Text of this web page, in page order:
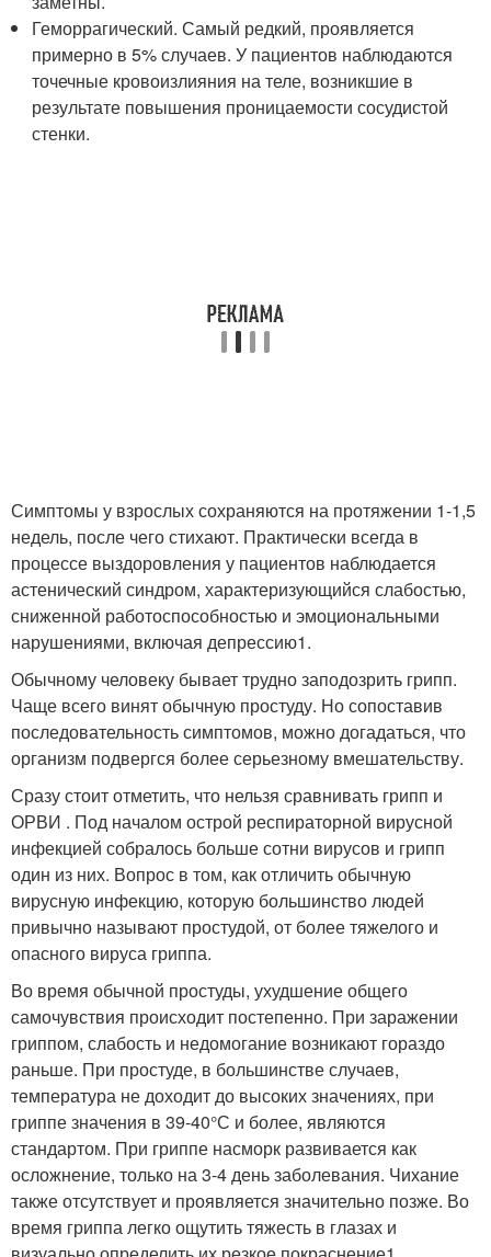
Геморрагический. Самый редкий, проявляется
примерно в 5% случаев. У пациентов наблюдаются
точечные кровоизлияния на теле, возникшие в
результате повышения проницаемости сосудистой
стенки.
Симптомы у взрослых сохраняются на протяжении 1-1,5
недель, после чего стихают. Практически всегда в
процессе выздоровления у пациентов наблюдается
астенический синдром, характеризующийся слабостью,
сниженной работоспособностью и эмоциональными
нарушениями, включая депрессию1.
Обычному человеку бывает трудно заподозрить грипп.
Чаще всего винят обычную простуду. Но сопоставив
последовательность симптомов, можно догадаться, что
организм подвергся более серьезному вмешательству.
Сразу стоит отметить, что нельзя сравнивать грипп и
ОРВИ . Под началом острой респираторной вирусной
инфекцией собралось больше сотни вирусов и грипп
один из них. Вопрос в том, как отличить обычную
вирусную инфекцию, которую большинство людей
привычно называют простудой, от более тяжелого и
опасного вируса гриппа.
Во время обычной простуды, ухудшение общего
самочувствия происходит постепенно. При заражении
гриппом, слабость и недомогание возникают гораздо
раньше. При простуде, в большинстве случаев,
температура не доходит до высоких значениях, при
гриппе значения в 39-40°С и более, являются
стандартом. При гриппе насморк развивается как
осложнение, только на 3-4 день заболевания. Чихание
также отсутствует и проявляется значительно позже. Во
время гриппа легко ощутить тяжесть в глазах и